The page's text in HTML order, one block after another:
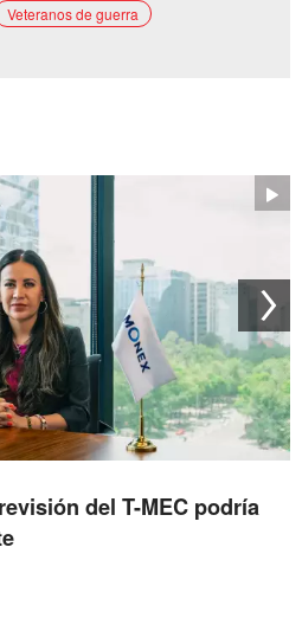
Veteranos de guerra
del T-MEC podría